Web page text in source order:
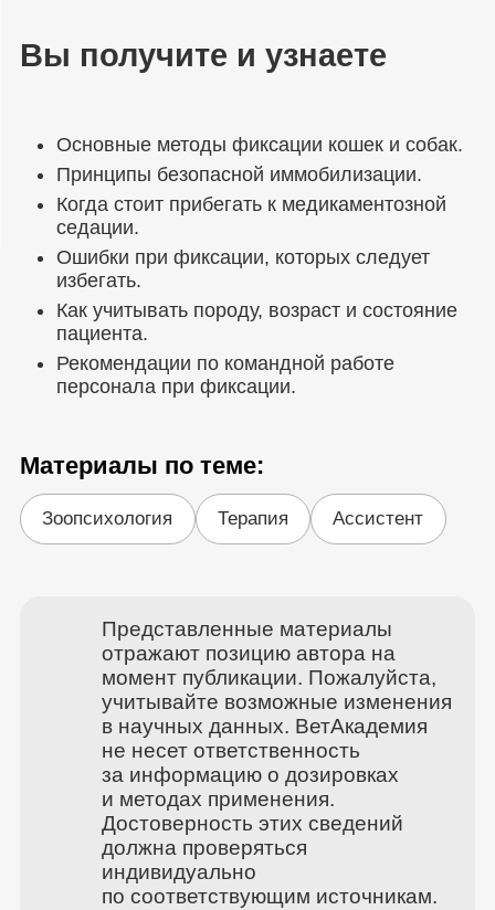
Вы получите и узнаете
Основные методы фиксации кошек и собак.
Принципы безопасной иммобилизации.
Когда стоит прибегать к медикаментозной
седации.
Ошибки при фиксации, которых следует
избегать.
Как учитывать породу, возраст и состояние
пациента.
Рекомендации по командной работе
персонала при фиксации.
Материалы по теме:
Зоопсихология Терапия Ассистент
Представленные материалы
отражают позицию автора на
момент публикации. Пожалуйста,
учитывайте возможные изменения
в научных данных. ВетАкадемия
не несет ответственность
за информацию о дозировках
и методах применения.
Достоверность этих сведений
должна проверяться
индивидуально
по соответствующим источникам.